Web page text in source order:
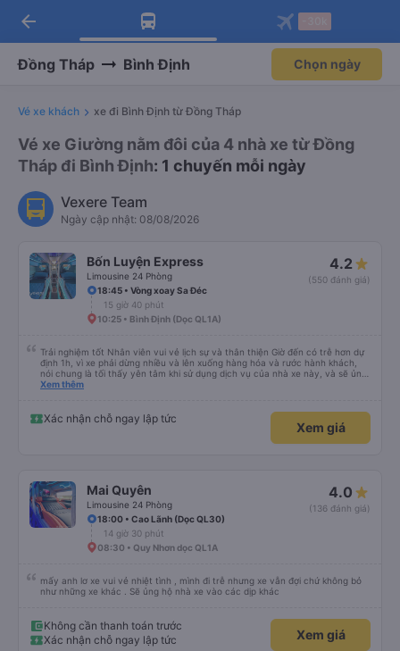
Tải app Vexere ngay!
Nhận ưu đãi thành viên độc
Mở app
Tải app Vexere
-30k/ghế khi đặt vé máy bay qua
Mở app
arrow_back
Đồng Tháp Bình Định Chọn ngày
Vé xe khách xe đi Bình Định từ Đồng Tháp
Vé xe Giường nằm đôi của 4 nhà xe từ Đồng
Tháp đi Bình Định: 1 chuyến mỗi ngày
Vexere Team
Ngày cập nhật: 08/08/2026
Bốn Luyện Express
Limousine 24 Phòng
4.2
(550 đánh giá)
18:45 • Vòng xoay Sa Đéc
15 giờ 40 phút
10:25 • Bình Định (Dọc QL1A)
Trải nghiệm tốt Nhân viên vui vẻ lịch sự và thân thiện Giờ đến có trễ hơn dự
định 1h, vì xe phải dừng nhiều và lên xuống hàng hóa và rước hành khách,
nói chung là tối thấy yên tâm khi sử dụng dịch vụ của nhà xe này, và sẽ ủng
hộ và giới thiệu cho người thân sử dụng dịch vụ của nhà xe này
Xem thêm
Xác nhận chỗ ngay lập tức
Xem giá
Mai Quyên
Limousine 24 Phòng
4.0
(136 đánh giá)
18:00 • Cao Lãnh (Dọc QL30)
14 giờ 30 phút
08:30 • Quy Nhơn dọc QL1A
mấy anh lơ xe vui vẻ nhiệt tình , mình đi trễ nhưng xe vẫn đợi chứ không bỏ
như những xe khác . Sẽ ủng hộ nhà xe vào các dịp khác
Không cần thanh toán trước
Xác nhận chỗ ngay lập tức
Xem giá